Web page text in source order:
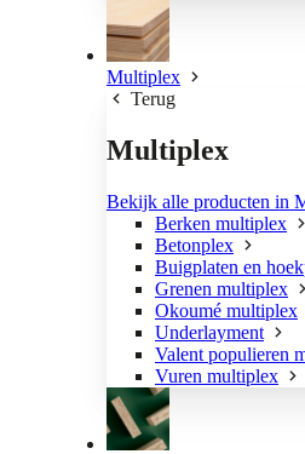
Multiplex
Terug
Multiplex
Bekijk alle producten in
Berken multiplex
Betonplex
Buigplaten en
Grenen multiplex
Okoumé multiplex
Underlayment
Valent populieren
Vuren multiplex